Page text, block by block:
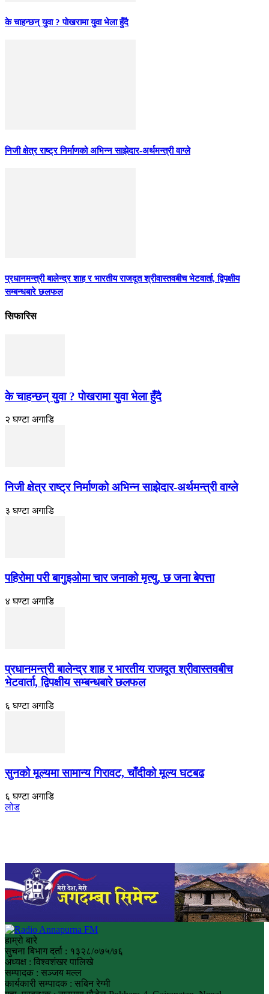
के चाहन्छन् युवा ? पाेखरामा युवा भेला हुँदै
निजी क्षेत्र राष्ट्र निर्माणको अभिन्न साझेदार-अर्थमन्त्री वाग्ले
प्रधानमन्त्री बालेन्द्र शाह र भारतीय राजदूत श्रीवास्तवबीच भेटवार्ता, द्विपक्षीय
सम्बन्धबारे छलफल
सिफारिस
के चाहन्छन् युवा ? पाेखरामा युवा भेला हुँदै
२ घण्टा अगाडि
निजी क्षेत्र राष्ट्र निर्माणको अभिन्न साझेदार-अर्थमन्त्री वाग्ले
३ घण्टा अगाडि
पहिरोमा परी बागुइओमा चार जनाको मृत्यु, छ जना बेपत्ता
४ घण्टा अगाडि
प्रधानमन्त्री बालेन्द्र शाह र भारतीय राजदूत श्रीवास्तवबीच
भेटवार्ता, द्विपक्षीय सम्बन्धबारे छलफल
६ घण्टा अगाडि
सुनको मूल्यमा सामान्य गिरावट, चाँदीको मूल्य घटबढ
६ घण्टा अगाडि
लोड
हाम्रो बारे
सुचना बिभाग दर्ता : १३२८/०७५/७६
अध्यक्ष : विश्वशंखर पालिखे
सम्पादक : सञ्जय मल्ल
कार्यकारी सम्पादक : सबिन रेग्मी